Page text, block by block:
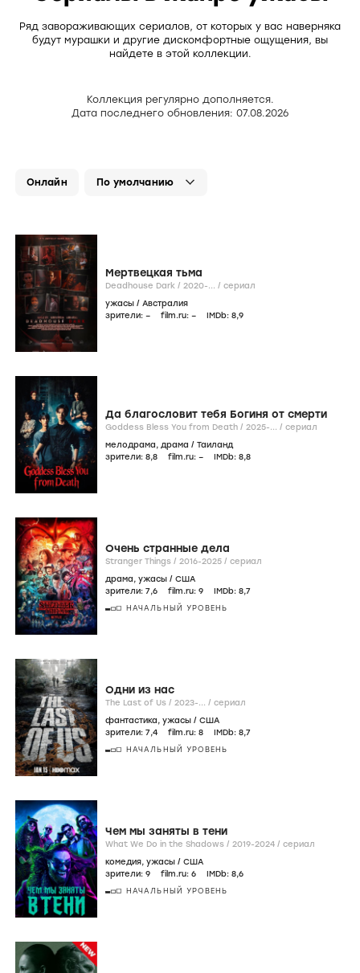
Ряд завораживающих сериалов, от которых у вас наверняка
будут мурашки и другие дискомфортные ощущения, вы
найдете в этой коллекции.
Коллекция регулярно дополняется.
Дата последнего обновления: 07.08.2026
Онлайн
Мертвецкая тьма
Deadhouse Dark / 2020-... / сериал
ужасы / Австралия
зрители: – film.ru: – IMDb: 8,9
Да благословит тебя Богиня от смерти
Goddess Bless You from Death / 2025-... / сериал
мелодрама, драма / Таиланд
зрители: 8,8 film.ru: – IMDb: 8,8
Очень странные дела
Stranger Things / 2016-2025 / сериал
драма, ужасы / США
зрители: 7,6 film.ru: 9 IMDb: 8,7
НАЧАЛЬНЫЙ УРОВЕНЬ
Одни из нас
The Last of Us / 2023-... / сериал
фантастика, ужасы / США
зрители: 7,4 film.ru: 8 IMDb: 8,7
НАЧАЛЬНЫЙ УРОВЕНЬ
Чем мы заняты в тени
What We Do in the Shadows / 2019-2024 / сериал
комедия, ужасы / США
зрители: 9 film.ru: 6 IMDb: 8,6
НАЧАЛЬНЫЙ УРОВЕНЬ